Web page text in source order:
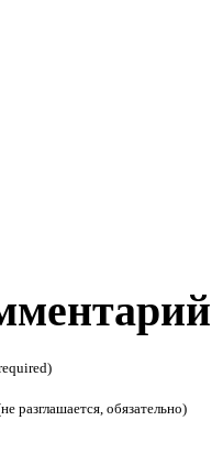
разглашается, обязательно)